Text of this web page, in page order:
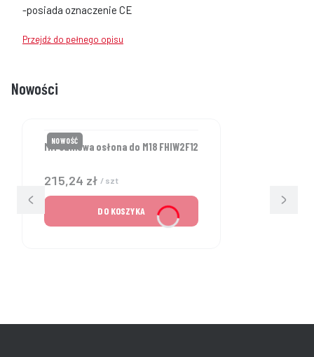
-posiada oznaczenie CE
Przejdź do pełnego opisu
Nowości
NOWOŚĆ
MM Gumowa osłona do M18 FHIW2F12
Cena brutto
215,24 zł / szt
DO KOSZYKA